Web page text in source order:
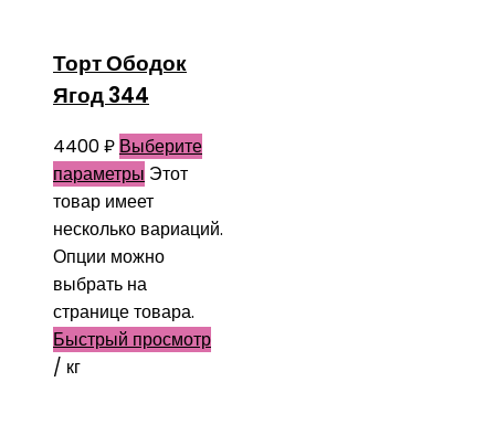
Торт Ободок
Ягод 344
4400₽ Выберите
параметры Этот
товар имеет
несколько вариаций.
Опции можно
выбрать на
странице товара.
Быстрый просмотр
/ кг